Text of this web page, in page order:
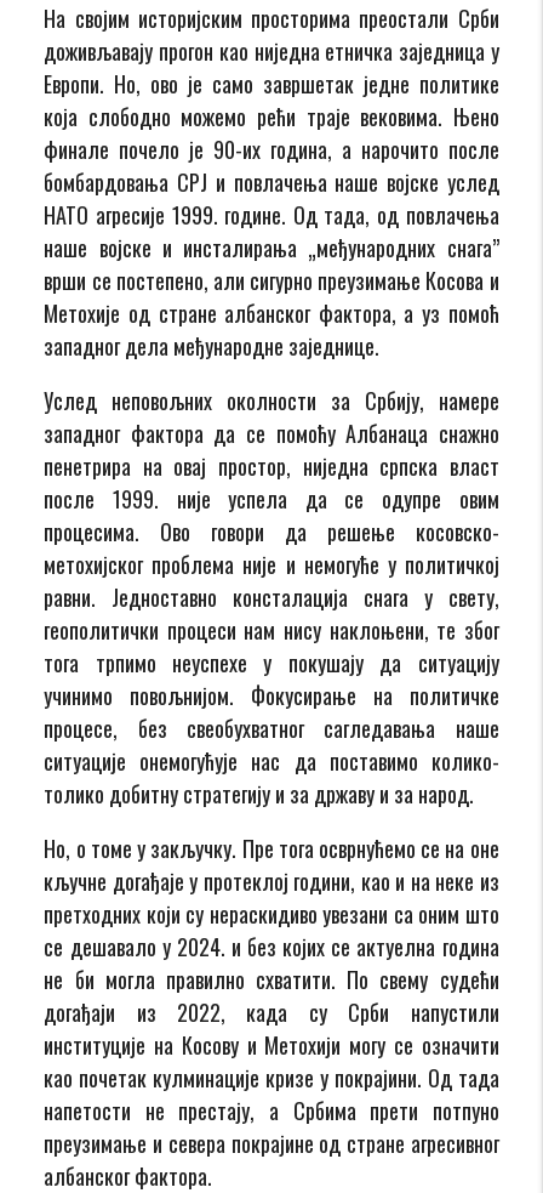
На својим историјским просторима преостали Срби
доживљавају прогон као ниједна етничка заједница у
Европи. Но, ово је само завршетак једне политике
која слободно можемо рећи траје вековима. Њено
финале почело је 90-их година, а нарочито после
бомбардовања СРЈ и повлачења наше војске услед
НАТО агресије 1999. године. Од тада, од повлачења
наше војске и инсталирања „међународних снага”
врши се постепено, али сигурно преузимање Косова и
Метохије од стране албанског фактора, а уз помоћ
западног дела међународне заједнице.
Услед неповољних околности за Србију, намере
западног фактора да се помоћу Албанаца снажно
пенетрира на овај простор, ниједна српска власт
после 1999. није успела да се одупре овим
процесима. Ово говори да решење косовско-
метохијског проблема није и немогуће у политичкој
равни. Једноставно консталација снага у свету,
геополитички процеси нам нису наклоњени, те због
тога трпимо неуспехе у покушају да ситуацију
учинимо повољнијом. Фокусирање на политичке
процесе, без свеобухватног сагледавања наше
ситуације онемогућује нас да поставимо колико-
толико добитну стратегију и за државу и за народ.
Но, о томе у закључку. Пре тога осврнућемо се на оне
кључне догађаје у протеклој години, као и на неке из
претходних који су нераскидиво увезани са оним што
се дешавало у 2024. и без којих се актуелна година
не би могла правилно схватити. По свему судећи
догађаји из 2022, када су Срби напустили
институције на Косову и Метохији могу се означити
као почетак кулминације кризе у покрајини. Од тада
напетости не престају, а Србима прети потпуно
преузимање и севера покрајине од стране агресивног
албанског фактора.